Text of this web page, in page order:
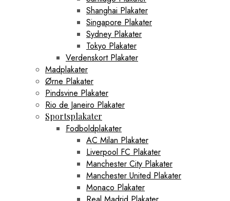
Shanghai Plakater
Singapore Plakater
Sydney Plakater
Tokyo Plakater
Verdenskort Plakater
Madplakater
Ørne Plakater
Pindsvine Plakater
Rio de Janeiro Plakater
Sportsplakater
Fodboldplakater
AC Milan Plakater
Liverpool FC Plakater
Manchester City Plakater
Manchester United Plakater
Monaco Plakater